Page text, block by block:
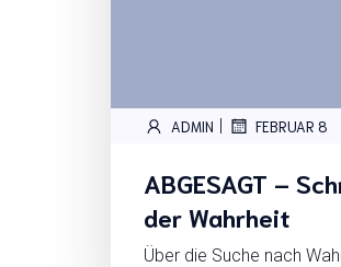
ADMIN | FEBRUAR 8
ABGESAGT –
der Wahrheit
Über die Suche nach